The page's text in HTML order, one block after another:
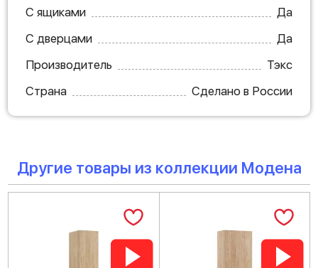
С ящиками
Да
С дверцами
Да
Производитель
Тэкс
Страна
Сделано в России
Другие товары из коллекции Модена